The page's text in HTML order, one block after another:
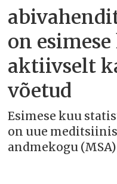
on
aktiivselt
võetud
Esimese kuu
on uue
andmekogu